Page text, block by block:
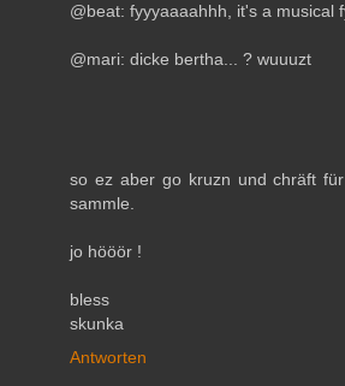
@beat: fyyyaaaahhh, it's a musical
@mari: dicke bertha... ? wuuuzt
so ez aber go kruzn und chräft
sammle.
jo hööör !
bless
skunka
Antworten